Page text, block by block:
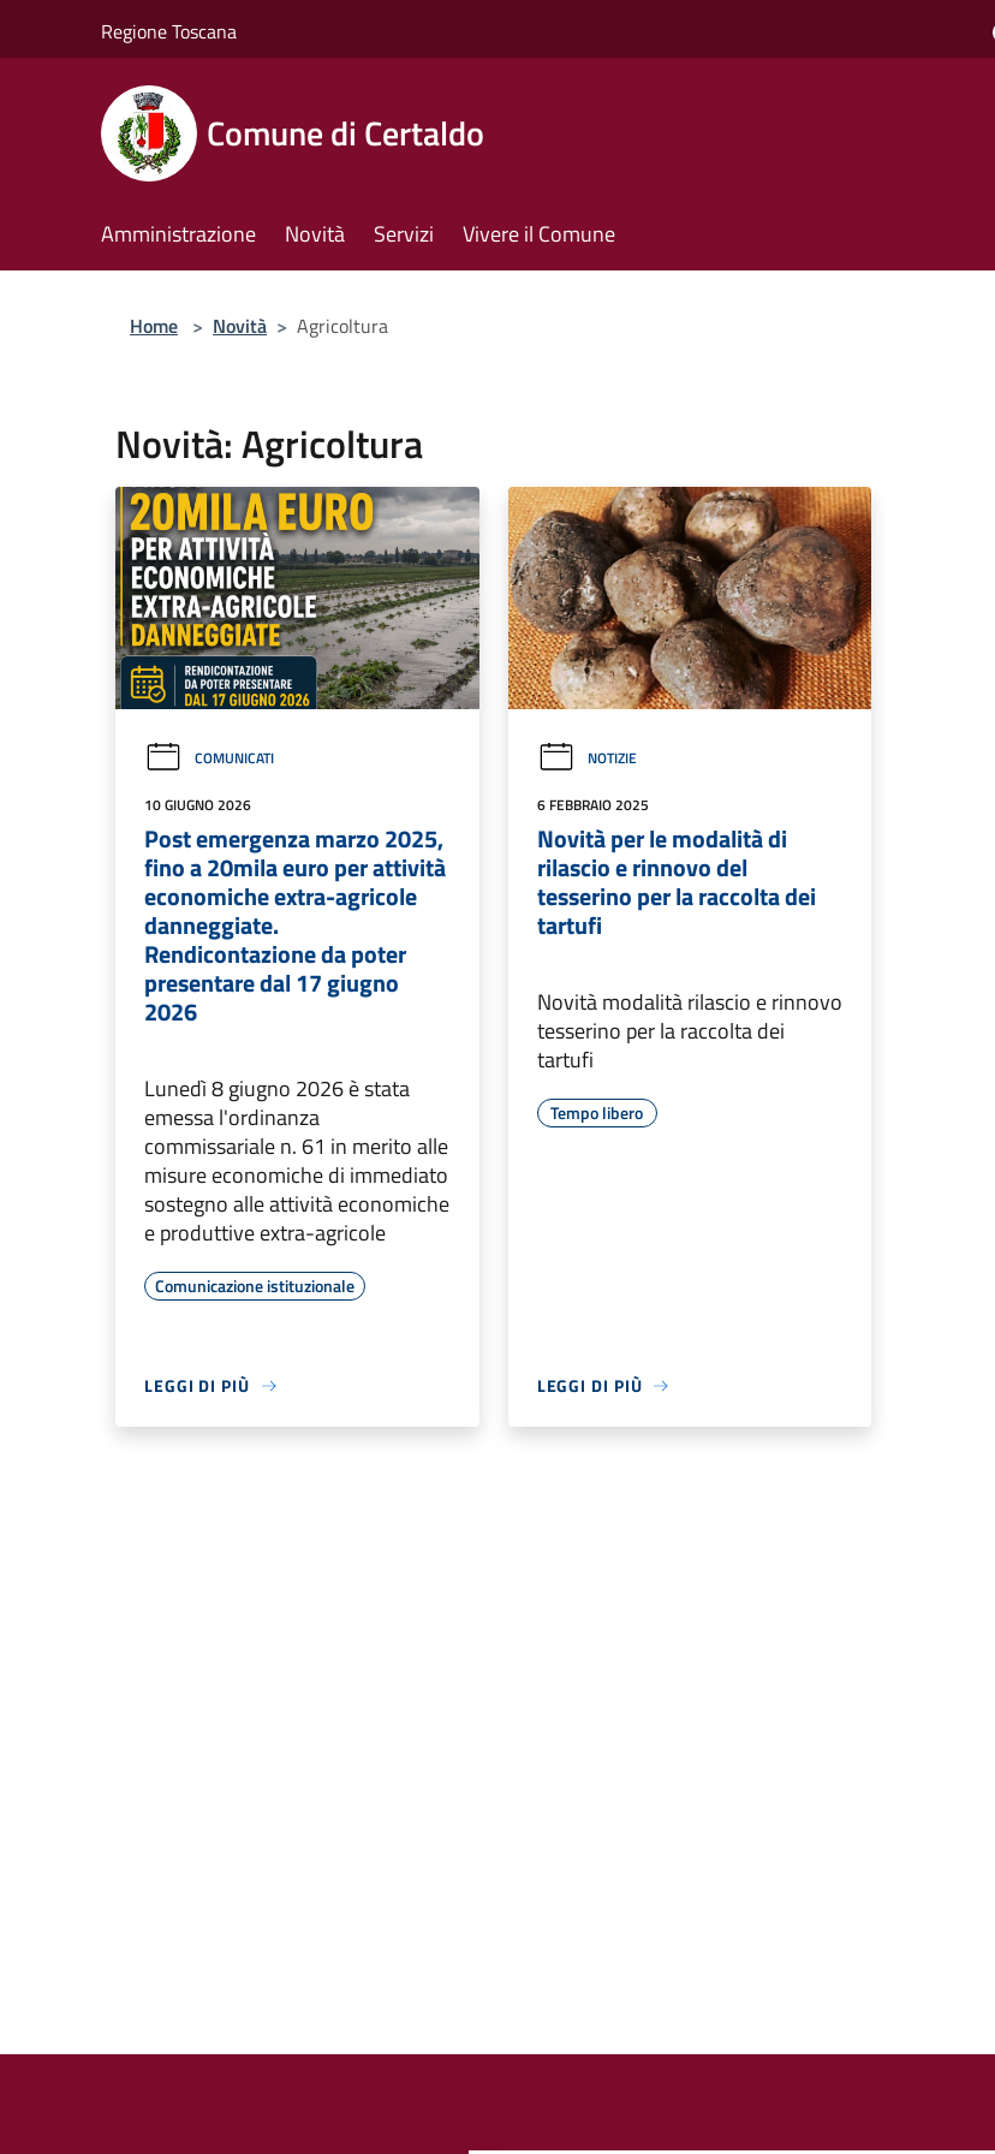
Regione Toscana
Comune di Certaldo
Amministrazione Novità Servizi Vivere il Comune
Home > Novità > Agricoltura
Novità: Agricoltura
COMUNICATI
10 GIUGNO 2026
Post emergenza marzo 2025,
fino a 20mila euro per attività
economiche extra-agricole
danneggiate.
Rendicontazione da poter
presentare dal 17 giugno
2026
Lunedì 8 giugno 2026 è stata
emessa l'ordinanza
commissariale n. 61 in merito alle
misure economiche di immediato
sostegno alle attività economiche
e produttive extra-agricole
Comunicazione istituzionale
LEGGI DI PIÙ
NOTIZIE
6 FEBBRAIO 2025
Novità per le modalità di
rilascio e rinnovo del
tesserino per la raccolta dei
tartufi
Novità modalità rilascio e rinnovo
tesserino per la raccolta dei
tartufi
Tempo libero
LEGGI DI PIÙ